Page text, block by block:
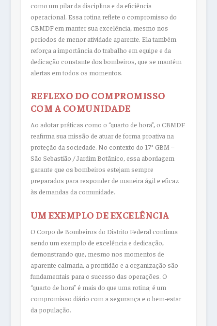
como um pilar da disciplina e da eficiência
operacional. Essa rotina reflete o compromisso do
CBMDF em manter sua excelência, mesmo nos
períodos de menor atividade aparente. Ela também
reforça a importância do trabalho em equipe e da
dedicação constante dos bombeiros, que se mantêm
alertas em todos os momentos.
REFLEXO DO COMPROMISSO
COM A COMUNIDADE
Ao adotar práticas como o “quarto de hora”, o CBMDF
reafirma sua missão de atuar de forma proativa na
proteção da sociedade. No contexto do 17° GBM –
São Sebastião / Jardim Botânico, essa abordagem
garante que os bombeiros estejam sempre
preparados para responder de maneira ágil e eficaz
às demandas da comunidade.
UM EXEMPLO DE EXCELÊNCIA
O Corpo de Bombeiros do Distrito Federal continua
sendo um exemplo de excelência e dedicação,
demonstrando que, mesmo nos momentos de
aparente calmaria, a prontidão e a organização são
fundamentais para o sucesso das operações. O
“quarto de hora” é mais do que uma rotina; é um
compromisso diário com a segurança e o bem-estar
da população.